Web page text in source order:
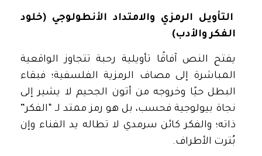
التأويل الرمزي والامتداد الأنطولوجي (خلود
الفكر والأدب)
يفتح النص آفاقًا تأويلية رحبة تتجاوز الواقعية
المباشرة إلى مصاف الرمزية الفلسفية؛ فبقاء
البطل حيًا وخروجه من أتون الجحيم لا يشير إلى
نجاة بيولوجية فحسب، بل هو رمز ممتد لـ “الفكر”
ذاته؛ والفكر كائن سرمدي لا تطاله يد الفناء وإن
بُترت الأطراف.